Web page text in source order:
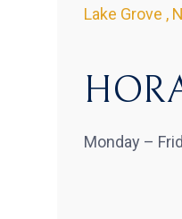
Lake Grove ,
Monday –